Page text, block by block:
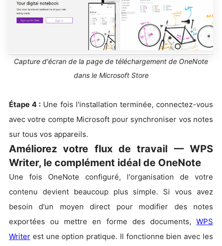
Capture d'écran de la page de téléchargement de OneNote
dans le Microsoft Store
Étape 4 : Une fois l'installation terminée, connectez-vous
avec votre compte Microsoft pour synchroniser vos notes
sur tous vos appareils.
Améliorez votre flux de travail — WPS
Writer, le complément idéal de OneNote
Une fois OneNote configuré, l'organisation de votre
contenu devient beaucoup plus simple. Si vous avez
besoin d'un moyen direct pour modifier des notes
exportées ou mettre en forme des documents, WPS
Writer est une option pratique. Il fonctionne bien avec les